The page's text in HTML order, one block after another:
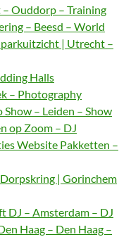
– Ouddorp – Training
– Beesd – World
| Utrecht –
Halls
– Photography
– Leiden – Show
op Zoom – DJ
Website Pakketten –
| Gorinchem
DJ – Amsterdam – DJ
Haag – Den Haag –